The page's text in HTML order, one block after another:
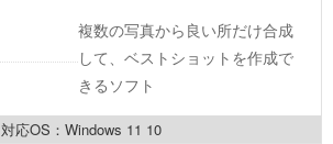
複数の写真から良い所だけ合成
して、ベストショットを作成で
きるソフト
対応OS：Windows 11 10